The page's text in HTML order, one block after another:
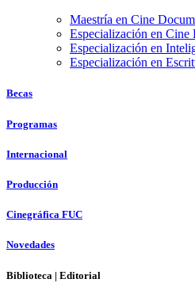
Maestría en Cine
Especialización en Cine
Especialización en
Especialización en
Becas
Programas
Internacional
Producción
Cinegráfica FUC
Novedades
Biblioteca | Editorial